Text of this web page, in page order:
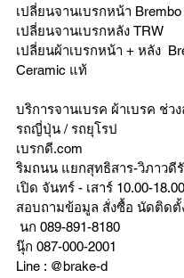
เปลี่ยนจานเบรกหน้า
เปลี่ยนจานเบรกหลัง TRW
เปลี่ยนผ้าเบรกหน้า + หลัง
Ceramic แท้
บริการจานเบรค ผ้าเบรค ช่วง
รถญี่ปุ่น / รถยุโรป
เบรกดี.com
ริมถนน แยกสุทธิสาร-วิภาวดี
เปิด จันทร์ - เสาร์ 10.00-
สอบถามข้อมูล สั่งซื้อ นัดติดตั้
นก 089-891-8180
นุ๊ก 087-000-2001
Line : @brake-d